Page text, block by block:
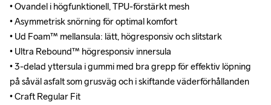
• Ovandel i högfunktionell, TPU-förstärkt mesh
• Asymmetrisk snörning för optimal komfort
• Ud Foam™ mellansula: lätt, högresponsiv och slitstark
• Ultra Rebound™ högresponsiv innersula
• 3-delad yttersula i gummi med bra grepp för effektiv löpning
på såväl asfalt som grusväg och i skiftande väderförhållanden
• Craft Regular Fit
• Ovandel i högfunktionell, TPU-förstärkt mesh
• Asymmetrisk snörning för optimal komfort
• Ud Foam™ mellansula: lätt, högresponsiv och slitstark
• Ultra Rebound™ högresponsiv innersula
• 3-delad yttersula i gummi med bra grepp för effektiv löpning
på såväl asfalt som grusväg och i skiftande väderförhållanden
• Craft Regular Fit